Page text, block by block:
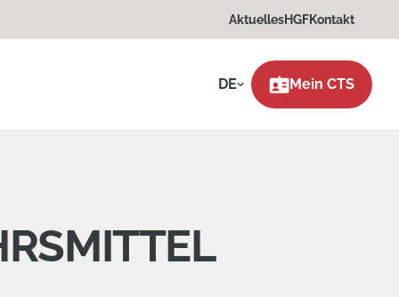
AktuellesHGFKontakt
DE Mein CTS